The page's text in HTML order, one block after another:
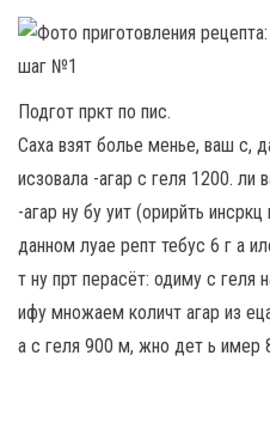
Подгот пркт по пис.
Саха взят болье менье, ваш с,
исзовала -агар с геля 1200. ли
-агар ну бу уит (орирйть инсркц
данном луае репт тебус 6 г а
т ну прт перасёт: одиму с
ифу множаем количт агар из
а с геля 900 м, жно дет ь имер